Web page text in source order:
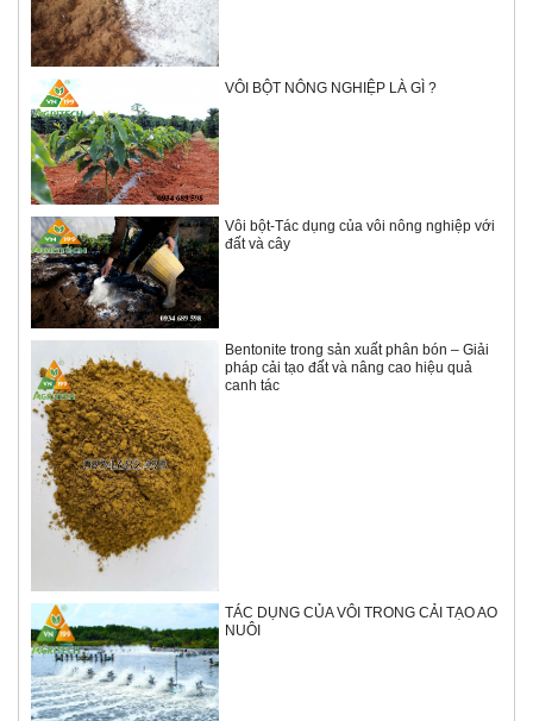
VÔI BỘT NÔNG NGHIỆP LÀ GÌ ?
Vôi bột-Tác dụng của vôi nông nghiệp với
đất và cây
Bentonite trong sản xuất phân bón – Giải
pháp cải tạo đất và nâng cao hiệu quả
canh tác
TÁC DỤNG CỦA VÔI TRONG CẢI TẠO AO
NUÔI